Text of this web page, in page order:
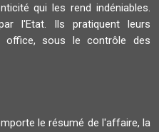
qui les rend indéniables.
l'Etat. Ils pratiquent leurs
office, sous le contrôle des
le résumé de l'affaire, la